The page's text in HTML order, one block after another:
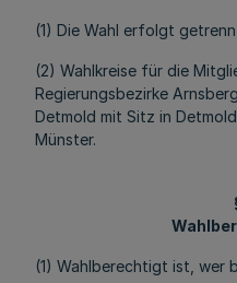
(1) Die Wahl erfolgt
(2) Wahlkreise für die
Regierungsbezirke
Detmold mit Sitz in
Münster.
(1) Wahlberechtigt ist, wer